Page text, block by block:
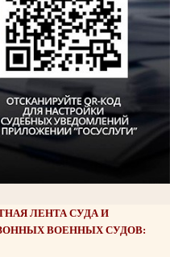
ЛЕНТА СУДА И
ВОЕННЫХ СУДОВ: